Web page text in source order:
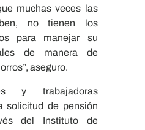
muchas veces las
no tienen los
para manejar su
de manera de
aseguro.
y trabajadoras
solicitud de pensión
del Instituto de